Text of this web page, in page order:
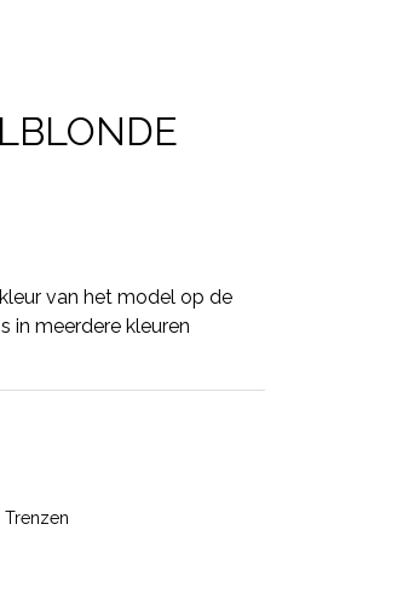
van het model op de
in meerdere kleuren
Trenzen